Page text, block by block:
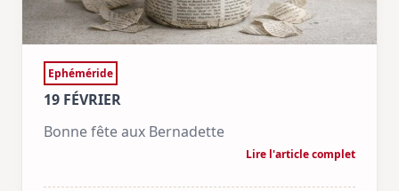
Ephéméride
19 FÉVRIER
Bonne fête aux Bernadette
Lire l'article complet